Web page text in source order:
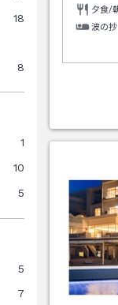
18
8
1
10
5
5
7
夕食/
波の